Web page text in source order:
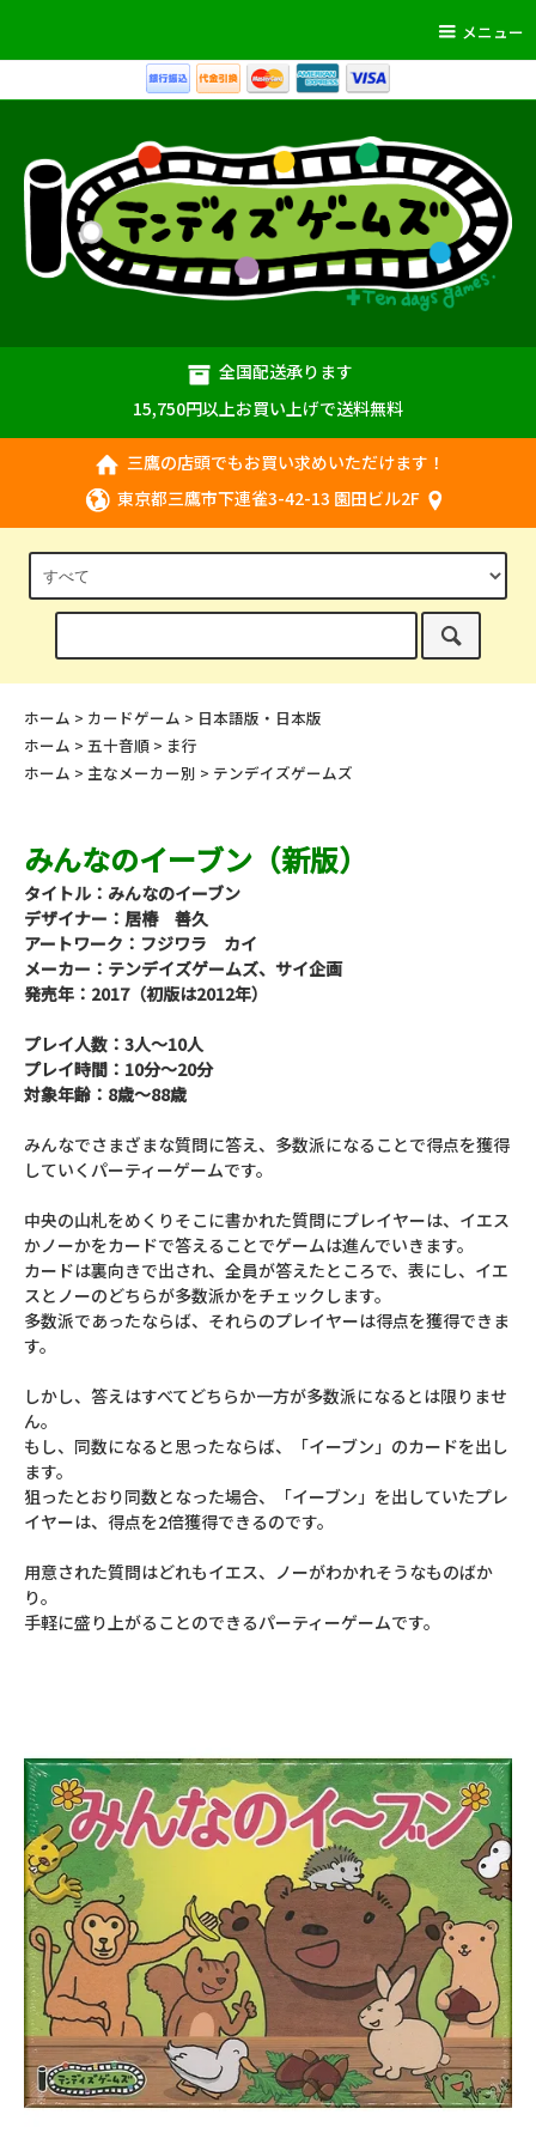
メニュー
全国配送承ります
15,750円以上お買い上げで送料無料
三鷹の店頭でもお買い求めいただけます！
東京都三鷹市下連雀3-42-13 園田ビル2F
ホーム > カードゲーム > 日本語版・日本版
ホーム > 五十音順 > ま行
ホーム > 主なメーカー別 > テンデイズゲームズ
みんなのイーブン（新版）
タイトル：みんなのイーブン
デザイナー：居椿 善久
アートワーク：フジワラ カイ
メーカー：テンデイズゲームズ、サイ企画
発売年：2017（初版は2012年）
プレイ人数：3人～10人
プレイ時間：10分～20分
対象年齢：8歳～88歳
みんなでさまざまな質問に答え、多数派になることで得点を獲得
していくパーティーゲームです。
中央の山札をめくりそこに書かれた質問にプレイヤーは、イエス
かノーかをカードで答えることでゲームは進んでいきます。
カードは裏向きで出され、全員が答えたところで、表にし、イエ
スとノーのどちらが多数派かをチェックします。
多数派であったならば、それらのプレイヤーは得点を獲得できま
す。
しかし、答えはすべてどちらか一方が多数派になるとは限りませ
ん。
もし、同数になると思ったならば、「イーブン」のカードを出し
ます。
狙ったとおり同数となった場合、「イーブン」を出していたプレ
イヤーは、得点を2倍獲得できるのです。
用意された質問はどれもイエス、ノーがわかれそうなものばか
り。
手軽に盛り上がることのできるパーティーゲームです。